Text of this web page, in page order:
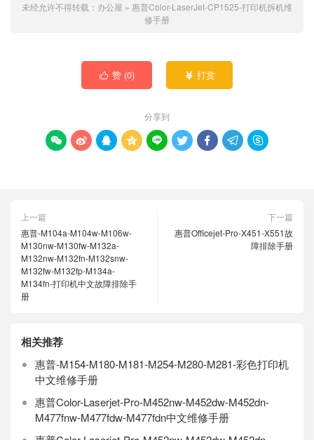
未经允许不得转载： 办公屋 » 惠普Color-LaserJet-CP1525-打印机拆机维
修手册
 赞 (0)  打赏
分享到
        
上一篇
惠普-M104a-M104w-M106w-
M130nw-M130fw-M132a-
M132nw-M132fn-M132snw-
M132fw-M132fp-M134a-
M134fn-打印机中文故障排除手
册
下一篇
惠普Officejet-Pro-X451-X551故
障排除手册
相关推荐
惠普-M154-M180-M181-M254-M280-M281-彩色打印机
中文维修手册
惠普Color-Laserjet-Pro-M452nw-M452dw-M452dn-
M477fnw-M477fdw-M477fdn中文维修手册